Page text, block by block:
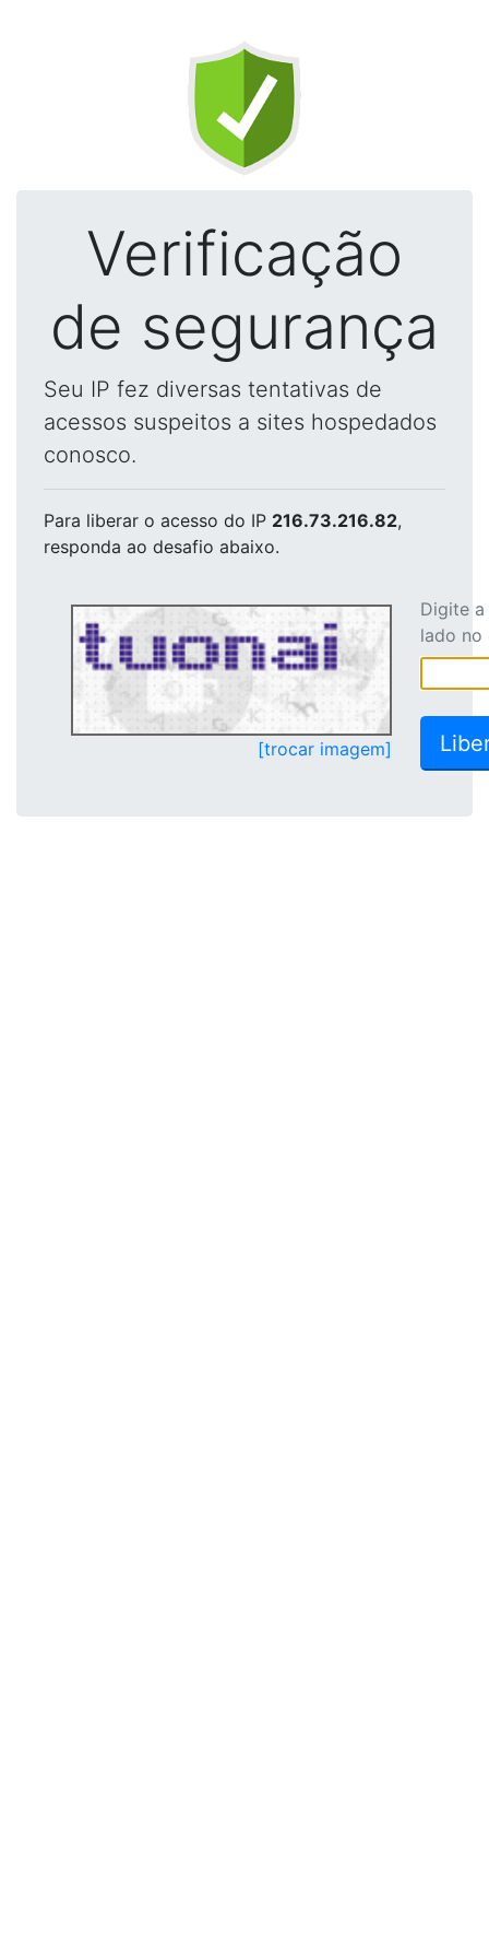
Verificação
de segurança
Seu IP fez diversas tentativas de
acessos suspeitos a sites hospedados
conosco.
Para liberar o acesso do IP 216.73.216.82,
responda ao desafio abaixo.
[trocar imagem]
Digite
lado no